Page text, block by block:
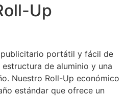
Up
portátil y fácil de
de aluminio y una
Nuestro Roll-Up económico
estándar que ofrece un